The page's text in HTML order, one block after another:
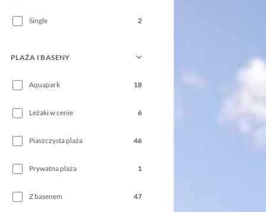
Single 2
PLAŻA I BASENY
Aquapark 18
Leżaki w cenie 6
Piaszczysta plaża 46
Prywatna plaża 1
Z basenem 47